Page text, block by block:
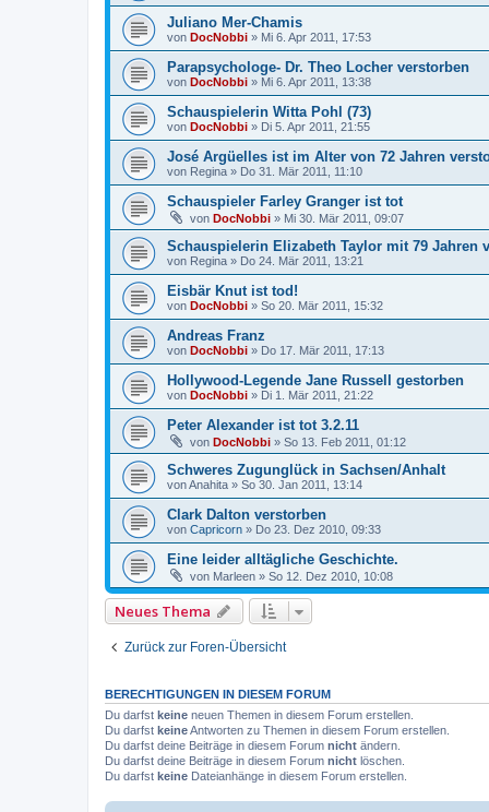
Juliano Mer-Chamis
von DocNobbi » Mi 6. Apr 2011, 17:53
Parapsychologe- Dr. Theo Locher verstorben
von DocNobbi » Mi 6. Apr 2011, 13:38
Schauspielerin Witta Pohl (73)
von DocNobbi » Di 5. Apr 2011, 21:55
José Argüelles ist im Alter von 72 Jahren
von Regina » Do 31. Mär 2011, 11:10
Schauspieler Farley Granger ist tot
von DocNobbi » Mi 30. Mär 2011, 09:07
Schauspielerin Elizabeth Taylor mit 79 Jahren
von Regina » Do 24. Mär 2011, 13:21
Eisbär Knut ist tod!
von DocNobbi » So 20. Mär 2011, 15:32
Andreas Franz
von DocNobbi » Do 17. Mär 2011, 17:13
Hollywood-Legende Jane Russell gestorben
von DocNobbi » Di 1. Mär 2011, 21:22
Peter Alexander ist tot 3.2.11
von DocNobbi » So 13. Feb 2011, 01:12
Schweres Zugunglück in Sachsen/Anhalt
vonAnahita » So 30. Jan 2011, 13:14
Clark Dalton verstorben
von Capricorn » Do 23. Dez 2010, 09:33
Eine leider alltägliche Geschichte.
von Marleen » So 12. Dez 2010, 10:08
Neues Thema
Zurück zur Foren-Übersicht
BERECHTIGUNGEN IN DIESEM FORUM
Du darfst keine neuen Themen in diesem Forum erstellen.
Du darfst keineAntworten zu Themen in diesem Forum erstellen.
Du darfst deine Beiträge in diesem Forum nicht ändern.
Du darfst deine Beiträge in diesem Forum nicht löschen.
Du darfst keine Dateianhänge in diesem Forum erstellen.